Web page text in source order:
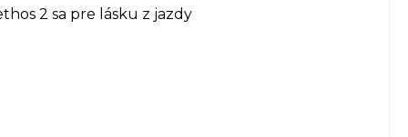
2 sa pre lásku z jazdy